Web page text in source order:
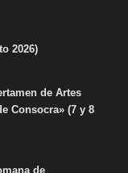
2026)
de Artes
Consocra» (7 y 8
de